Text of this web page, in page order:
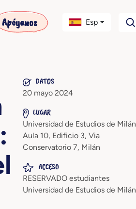
Apóyanos Esp
DATOS
20 mayo 2024
LUGAR
Universidad de Estudios de Milán
Aula 10, Edificio 3, Via
Conservatorio 7, Milán
ACCESO
RESERVADO estudiantes
Universidad de Estudios de Milán